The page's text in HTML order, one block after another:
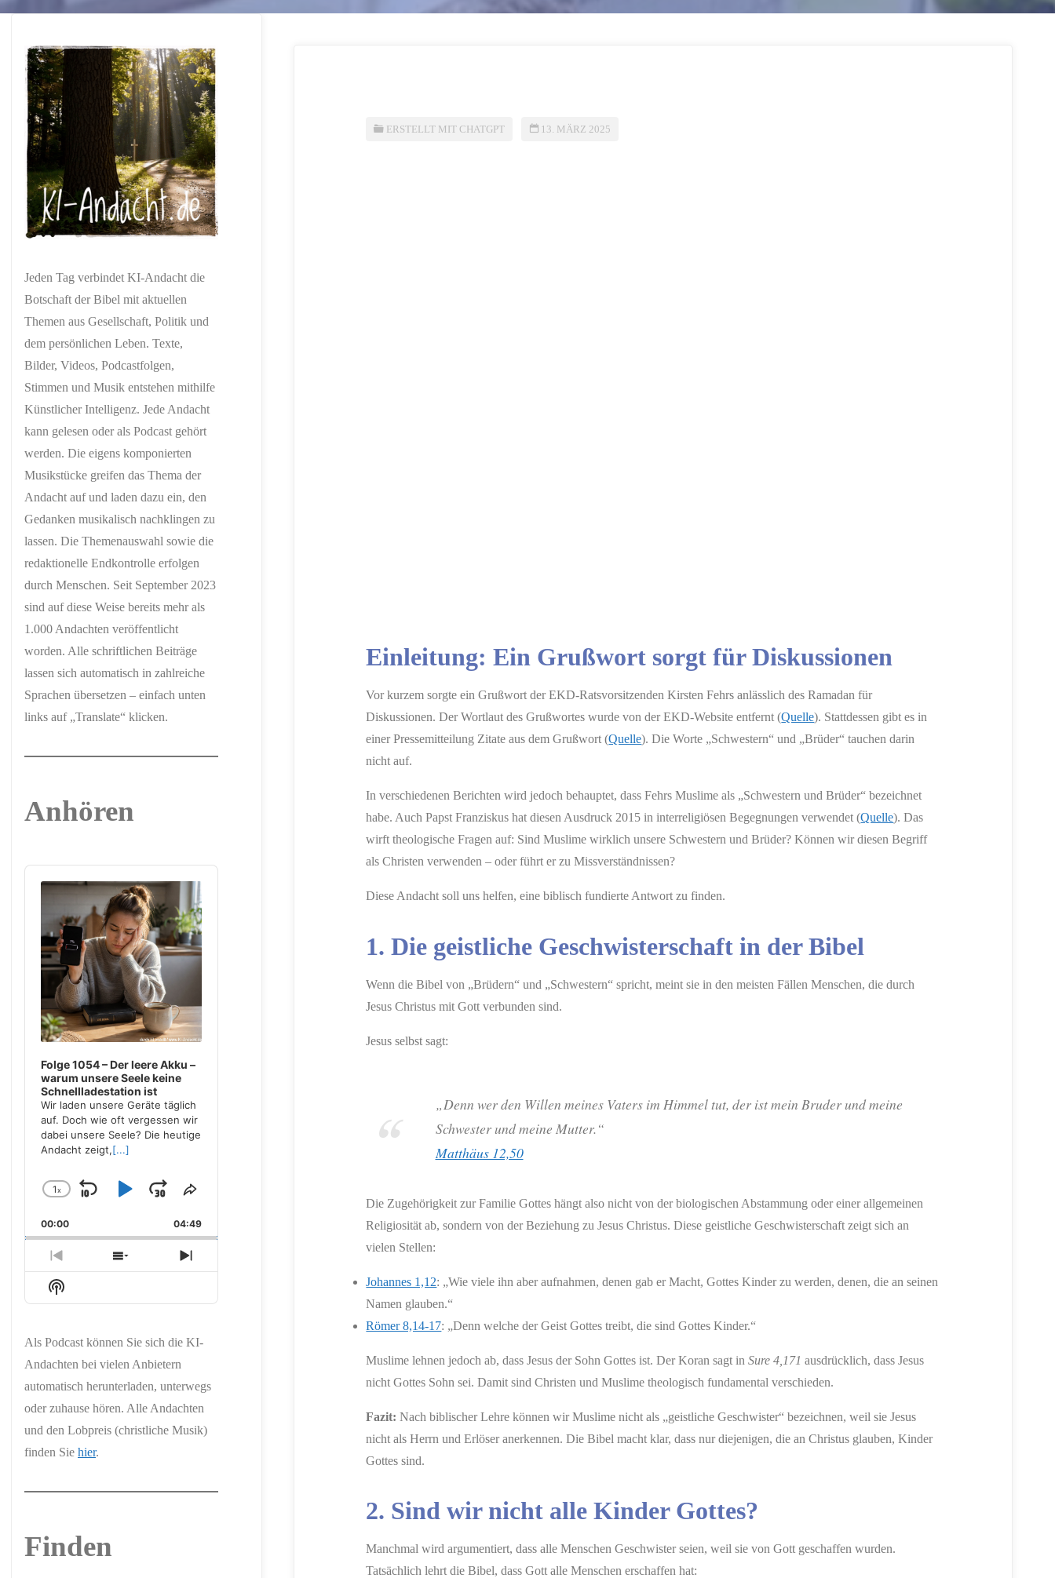
ERSTELLT MIT CHATGPT 13. MÄRZ 2025
Einleitung: Ein Grußwort sorgt für Diskussionen
Vor kurzem sorgte ein Grußwort der EKD-Ratsvorsitzenden Kirsten Fehrs anlässlich des Ramadan für
Diskussionen. Der Wortlaut des Grußwortes wurde von der EKD-Website entfernt (Quelle). Stattdessen gibt es in
einer Pressemitteilung Zitate aus dem Grußwort (Quelle). Die Worte „Schwestern“ und „Brüder“ tauchen darin
nicht auf.
In verschiedenen Berichten wird jedoch behauptet, dass Fehrs Muslime als „Schwestern und Brüder“ bezeichnet
habe. Auch Papst Franziskus hat diesen Ausdruck 2015 in interreligiösen Begegnungen verwendet (Quelle). Das
wirft theologische Fragen auf: Sind Muslime wirklich unsere Schwestern und Brüder? Können wir diesen Begriff
als Christen verwenden – oder führt er zu Missverständnissen?
Diese Andacht soll uns helfen, eine biblisch fundierte Antwort zu finden.
1. Die geistliche Geschwisterschaft in der Bibel
Wenn die Bibel von „Brüdern“ und „Schwestern“ spricht, meint sie in den meisten Fällen Menschen, die durch
Jesus Christus mit Gott verbunden sind.
Jesus selbst sagt:
„Denn wer den Willen meines Vaters im Himmel tut, der ist mein Bruder und meine
Schwester und meine Mutter.“
Matthäus 12,50
Die Zugehörigkeit zur Familie Gottes hängt also nicht von der biologischen Abstammung oder einer allgemeinen
Religiosität ab, sondern von der Beziehung zu Jesus Christus. Diese geistliche Geschwisterschaft zeigt sich an
vielen Stellen:
Johannes 1,12: „Wie viele ihn aber aufnahmen, denen gab er Macht, Gottes Kinder zu werden, denen, die an seinen
Namen glauben.“
Römer 8,14-17: „Denn welche der Geist Gottes treibt, die sind Gottes Kinder.“
Muslime lehnen jedoch ab, dass Jesus der Sohn Gottes ist. Der Koran sagt inSure 4,171 ausdrücklich, dass Jesus
nicht Gottes Sohn sei. Damit sind Christen und Muslime theologisch fundamental verschieden.
Fazit: Nach biblischer Lehre können wir Muslime nicht als „geistliche Geschwister“ bezeichnen, weil sie Jesus
nicht als Herrn und Erlöser anerkennen. Die Bibel macht klar, dass nur diejenigen, die an Christus glauben, Kinder
Gottes sind.
2. Sind wir nicht alle Kinder Gottes?
Manchmal wird argumentiert, dass alle Menschen Geschwister seien, weil sie von Gott geschaffen wurden.
Tatsächlich lehrt die Bibel, dass Gott alle Menschen erschaffen hat:
Jeden Tag verbindet KI-Andacht die
Botschaft der Bibel mit aktuellen
Themen aus Gesellschaft, Politik und
dem persönlichen Leben. Texte,
Bilder, Videos, Podcastfolgen,
Stimmen und Musik entstehen mithilfe
Künstlicher Intelligenz. Jede Andacht
kann gelesen oder als Podcast gehört
werden. Die eigens komponierten
Musikstücke greifen das Thema der
Andacht auf und laden dazu ein, den
Gedanken musikalisch nachklingen zu
lassen. Die Themenauswahl sowie die
redaktionelle Endkontrolle erfolgen
durch Menschen. Seit September 2023
sind auf diese Weise bereits mehr als
1.000 Andachten veröffentlicht
worden. Alle schriftlichen Beiträge
lassen sich automatisch in zahlreiche
Sprachen übersetzen – einfach unten
links auf „Translate“ klicken.
Anhören
Audio
Player
Folge 1054 – Der leere Akku –
warum unsere Seele keine
Schnellladestation ist
Wir laden unsere Geräte täglich
auf. Doch wie oft vergessen wir
dabei unsere Seele? Die heutige
Andacht zeigt,[...]
Change
Rate
1x
Skip
Backward
Play
Pause
Jump
Forward
Share
Episode
00:00 04:49
Previous
Episode
Show
Episodes
Next
Episode
Show
Podcast
Als Podcast können Sie sich die KI-
Andachten bei vielen Anbietern
automatisch herunterladen, unterwegs
oder zuhause hören. Alle Andachten
und den Lobpreis (christliche Musik)
finden Sie hier.
Finden